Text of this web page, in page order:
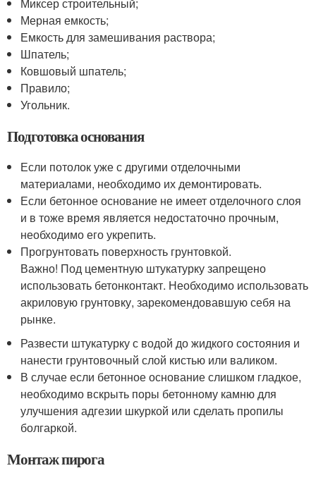
Мерная емкость;
Емкость для замешивания раствора;
Шпатель;
Ковшовый шпатель;
Правило;
Угольник.
Подготовка основания
Если потолок уже с другими отделочными
материалами, необходимо их демонтировать.
Если бетонное основание не имеет отделочного слоя
и в тоже время является недостаточно прочным,
необходимо его укрепить.
Прогрунтовать поверхность грунтовкой.
Важно! Под цементную штукатурку запрещено
использовать бетонконтакт. Необходимо использовать
акриловую грунтовку, зарекомендовавшую себя на
рынке.
Развести штукатурку с водой до жидкого состояния и
нанести грунтовочный слой кистью или валиком.
В случае если бетонное основание слишком гладкое,
необходимо вскрыть поры бетонному камню для
улучшения адгезии шкуркой или сделать пропилы
болгаркой.
Монтаж пирога